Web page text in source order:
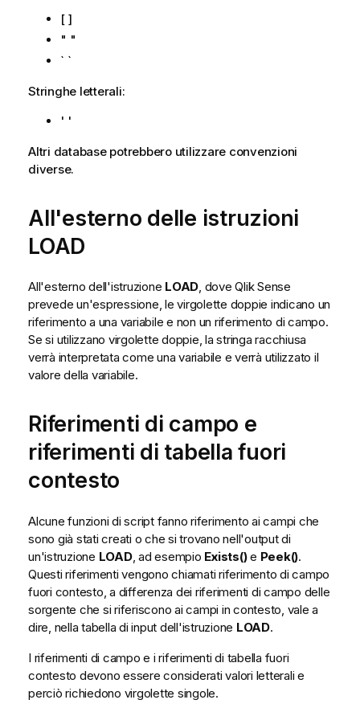
[ ]
" "
` `
Stringhe letterali:
' '
Altri database potrebbero utilizzare convenzioni
diverse.
All'esterno delle istruzioni
LOAD
All'esterno dell'istruzione LOAD, doveQlik Sense
prevede un'espressione, le virgolette doppie indicano un
riferimento a una variabile e non un riferimento di campo.
Se si utilizzano virgolette doppie, la stringa racchiusa
verrà interpretata come una variabile e verrà utilizzato il
valore della variabile.
Riferimenti di campo e
riferimenti di tabella fuori
contesto
Alcune funzioni di script fanno riferimento ai campi che
sono già stati creati o che si trovano nell'output di
un'istruzione LOAD, ad esempio Exists()e Peek().
Questi riferimenti vengono chiamati riferimento di campo
fuori contesto, a differenza dei riferimenti di campo delle
sorgente che si riferiscono ai campi in contesto, vale a
dire, nella tabella di input dell'istruzione LOAD.
I riferimenti di campo e i riferimenti di tabella fuori
contesto devono essere considerati valori letterali e
perciò richiedono virgolette singole.